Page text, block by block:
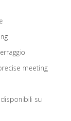
meeting
su